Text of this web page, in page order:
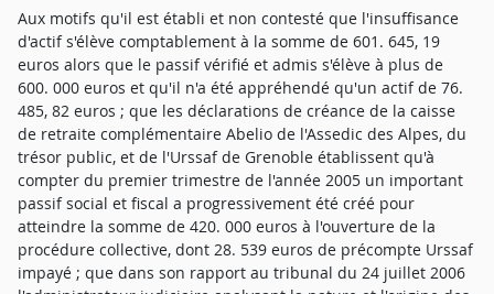
Aux motifs qu'il est établi et non contesté que l'insuffisance
d'actif s'élève comptablement à la somme de 601. 645, 19
euros alors que le passif vérifié et admis s'élève à plus de
600. 000 euros et qu'il n'a été appréhendé qu'un actif de 76.
485, 82 euros ; que les déclarations de créance de la caisse
de retraite complémentaire Abelio de l'Assedic des Alpes, du
trésor public, et de l'Urssaf de Grenoble établissent qu'à
compter du premier trimestre de l'année 2005 un important
passif social et fiscal a progressivement été créé pour
atteindre la somme de 420. 000 euros à l'ouverture de la
procédure collective, dont 28. 539 euros de précompte Urssaf
impayé ; que dans son rapport au tribunal du 24 juillet 2006